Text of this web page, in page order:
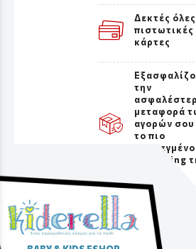
Δεκτές όλες
πιστωτικές
κάρτες
την
μεταφορά
αγορών σου
το πιο
προσεγμένο
packaging